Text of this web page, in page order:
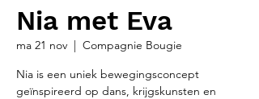
Nia met Eva
ma 21 nov
  |
Compagnie Bougie
Nia is een uniek bewegingsconcept
geïnspireerd op dans, krijgskunsten en